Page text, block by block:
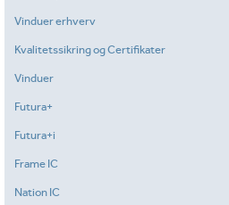
Vinduer erhverv
Kvalitetssikring og Certifikater
Vinduer
Futura+
Futura+i
Frame IC
Nation IC